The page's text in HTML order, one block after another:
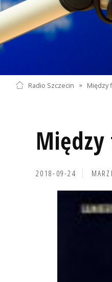
Radio Szczecin » Między
2018-09-24